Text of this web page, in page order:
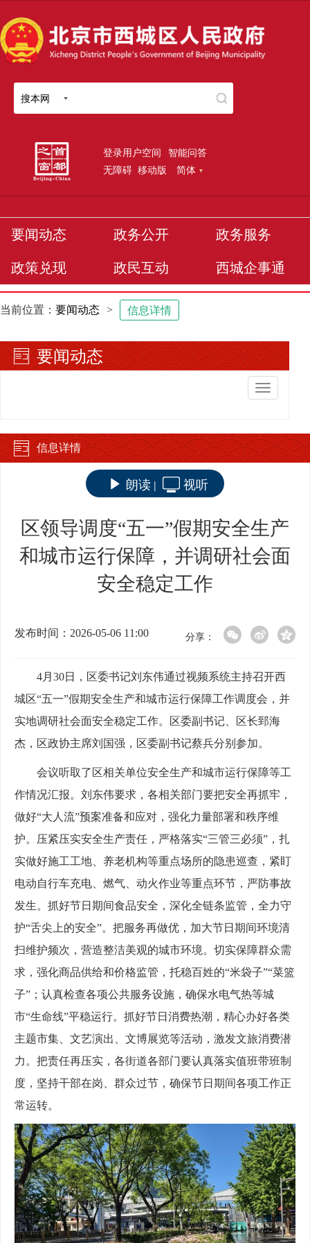
搜本网
登录用户空间 智能问答
无障碍 移动版 简体
要闻动态 政务公开 政务服务
政策兑现 政民互动 西城企事通
当前位置： 要闻动态 > 信息详情
要闻动态
切
换
航
信息详情
朗读 | 视听
区领导调度“五一”假期安全生产
和城市运行保障，并调研社会面
安全稳定工作
发布时间：2026-05-06 11:00 分享：
4月30日，区委书记刘东伟通过视频系统主持召开西
城区“五一”假期安全生产和城市运行保障工作调度会，并
实地调研社会面安全稳定工作。区委副书记、区长郅海
杰，区政协主席刘国强，区委副书记蔡兵分别参加。
会议听取了区相关单位安全生产和城市运行保障等工
作情况汇报。刘东伟要求，各相关部门要把安全再抓牢，
做好“大人流”预案准备和应对，强化力量部署和秩序维
护。压紧压实安全生产责任，严格落实“三管三必须”，扎
实做好施工工地、养老机构等重点场所的隐患巡查，紧盯
电动自行车充电、燃气、动火作业等重点环节，严防事故
发生。抓好节日期间食品安全，深化全链条监管，全力守
护“舌尖上的安全”。把服务再做优，加大节日期间环境清
扫维护频次，营造整洁美观的城市环境。切实保障群众需
求，强化商品供给和价格监管，托稳百姓的“米袋子”“菜篮
子”；认真检查各项公共服务设施，确保水电气热等城
市“生命线”平稳运行。抓好节日消费热潮，精心办好各类
主题市集、文艺演出、文博展览等活动，激发文旅消费潜
力。把责任再压实，各街道各部门要认真落实值班带班制
度，坚持干部在岗、群众过节，确保节日期间各项工作正
常运转。